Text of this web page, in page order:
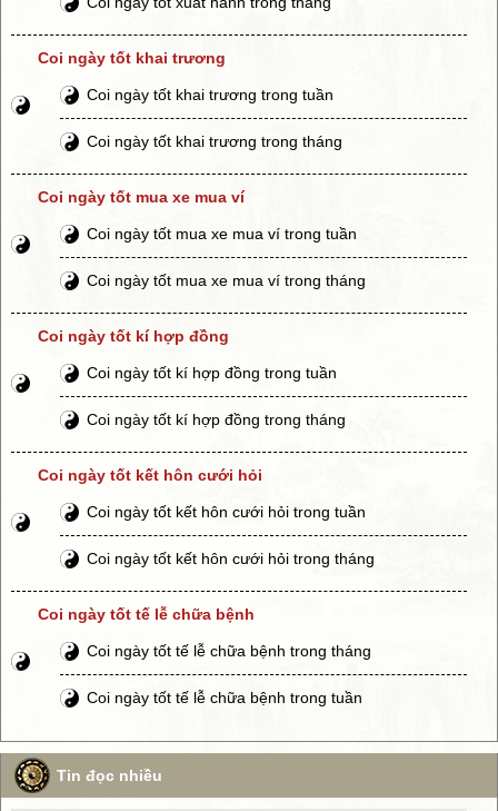
Coi ngày tốt khai trương
Coi ngày tốt khai trương trong tuần
Coi ngày tốt khai trương trong tháng
Coi ngày tốt mua xe mua ví
Coi ngày tốt mua xe mua ví trong tuần
Coi ngày tốt mua xe mua ví trong tháng
Coi ngày tốt kí hợp đồng
Coi ngày tốt kí hợp đồng trong tuần
Coi ngày tốt kí hợp đồng trong tháng
Coi ngày tốt kết hôn cưới hỏi
Coi ngày tốt kết hôn cưới hỏi trong tuần
Coi ngày tốt kết hôn cưới hỏi trong tháng
Coi ngày tốt tế lễ chữa bệnh
Coi ngày tốt tế lễ chữa bệnh trong tháng
Coi ngày tốt tế lễ chữa bệnh trong tuần
Tin đọc nhiều